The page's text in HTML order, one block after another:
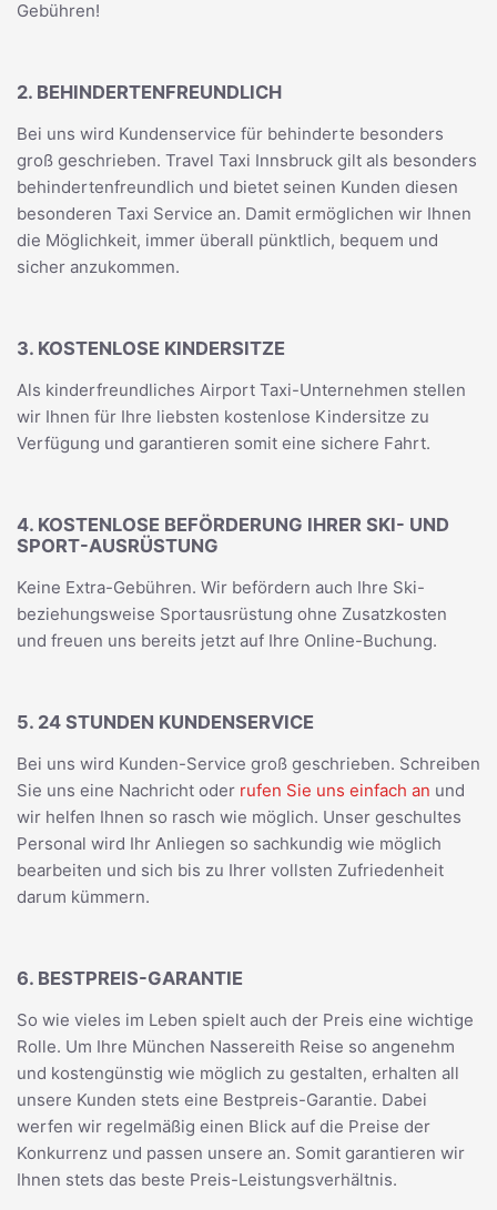
Gebühren!
2. BEHINDERTENFREUNDLICH
Bei uns wird Kundenservice für behinderte besonders
groß geschrieben. Travel Taxi Innsbruck gilt als besonders
behindertenfreundlich und bietet seinen Kunden diesen
besonderen Taxi Service an. Damit ermöglichen wir Ihnen
die Möglichkeit, immer überall pünktlich, bequem und
sicher anzukommen.
3. KOSTENLOSE KINDERSITZE
Als kinderfreundliches Airport Taxi-Unternehmen stellen
wir Ihnen für Ihre liebsten kostenlose Kindersitze zu
Verfügung und garantieren somit eine sichere Fahrt.
4. KOSTENLOSE BEFÖRDERUNG IHRER SKI- UND
SPORT-AUSRÜSTUNG
Keine Extra-Gebühren. Wir befördern auch Ihre Ski-
beziehungsweise Sportausrüstung ohne Zusatzkosten
und freuen uns bereits jetzt auf Ihre Online-Buchung.
5. 24 STUNDEN KUNDENSERVICE
Bei uns wird Kunden-Service groß geschrieben. Schreiben
Sie uns eine Nachricht oder rufen Sie uns einfach an und
wir helfen Ihnen so rasch wie möglich. Unser geschultes
Personal wird Ihr Anliegen so sachkundig wie möglich
bearbeiten und sich bis zu Ihrer vollsten Zufriedenheit
darum kümmern.
6. BESTPREIS-GARANTIE
So wie vieles im Leben spielt auch der Preis eine wichtige
Rolle. Um Ihre München Nassereith Reise so angenehm
und kostengünstig wie möglich zu gestalten, erhalten all
unsere Kunden stets eine Bestpreis-Garantie. Dabei
werfen wir regelmäßig einen Blick auf die Preise der
Konkurrenz und passen unsere an. Somit garantieren wir
Ihnen stets das beste Preis-Leistungsverhältnis.